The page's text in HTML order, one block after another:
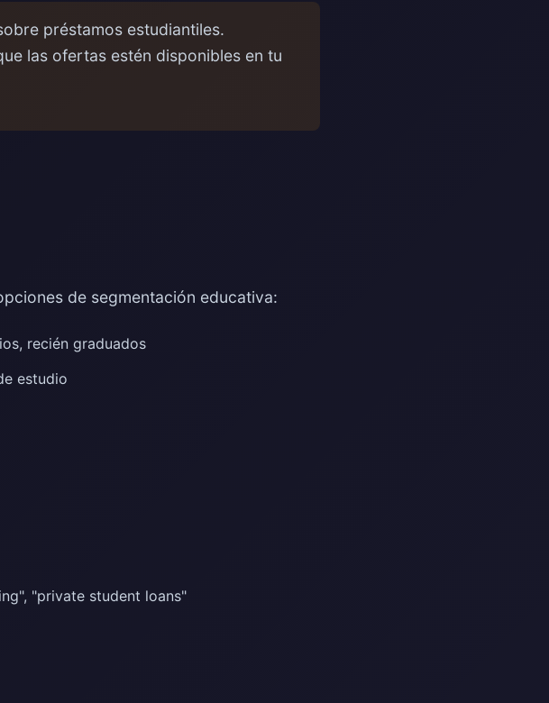
préstamos estudiantiles.
las ofertas estén disponibles en tu
de segmentación educativa:
recién graduados
estudio
"private student loans"